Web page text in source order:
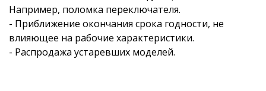
Например, поломка переключателя.
- Приближение окончания срока годности, не
влияющее на рабочие характеристики.
- Распродажа устаревших моделей.